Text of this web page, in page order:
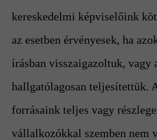
kereskedelmi képviselőink
az esetben érvényesek, ha
írásban visszaigazoltuk, vagy
hallgatólagosan teljesítettük.
forrásaink teljes vagy
vállalkozókkal szemben nem